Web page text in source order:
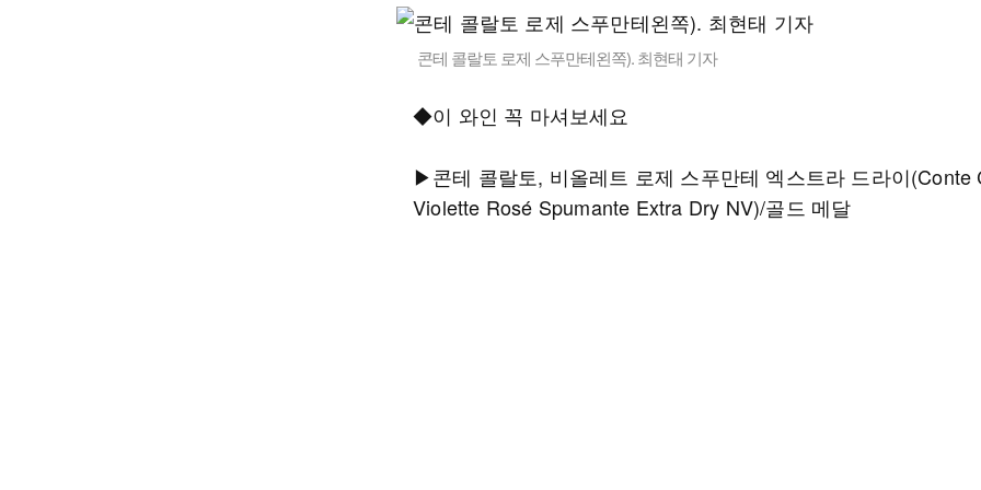
콘테 콜랄토 로제 스푸만테왼쪽). 최현태 기자
◆이 와인 꼭 마셔보세요
▶콘테 콜랄토, 비올레트 로제 스푸만테 엑스트라 드라이(Conte
Violette Rosé Spumante Extra Dry NV)/골드 메달